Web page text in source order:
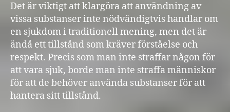
Det är viktigt att klargöra att användning av
vissa substanser inte nödvändigtvis handlar om
en sjukdom i traditionell mening, men det är
ändå ett tillstånd som kräver förståelse och
respekt. Precis som man inte straffar någon för
att vara sjuk, borde man inte straffa människor
för att de behöver använda substanser för att
hantera sitt tillstånd.